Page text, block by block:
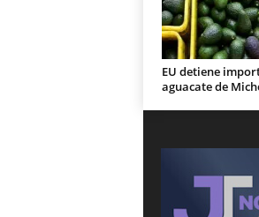
EU detiene
aguacate de